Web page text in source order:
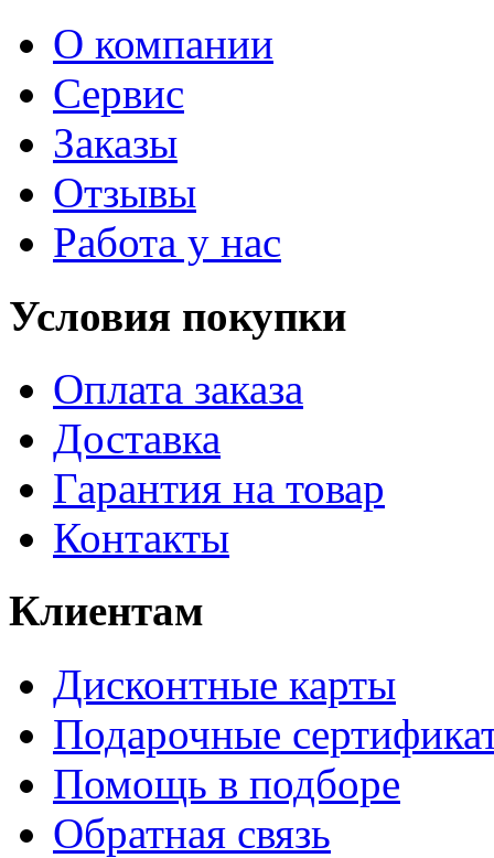
О компании
Сервис
Заказы
Отзывы
Работа у нас
Условия покупки
Оплата заказа
Доставка
Гарантия на товар
Контакты
Клиентам
Дисконтные карты
Подарочные
Помощь в подборе
Обратная связь